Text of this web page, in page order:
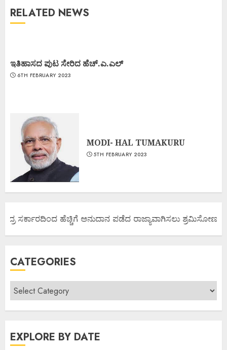
RELATED NEWS
ಇತಿಹಾಸದ ಪುಟ ಸೇರಿದ ಹೆಚ್.ಎ.ಎಲ್
6TH FEBRUARY 2023
MODI- HAL TUMAKURU
5TH FEBRUARY 2023
ಸರ್ಕಾರದಿಂದ ಹೆಚ್ಚಿಗೆ ಅನುದಾನ ಪಡೆದ ರಾಜ್ಯಾವಾಗಿಸಲು ಶ್ರಮಿಸೋಣ ಬನ್ನಿ.
CATEGORIES
EXPLORE BY DATE